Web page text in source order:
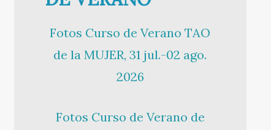
Fotos Curso de Verano TAO
de la MUJER, 31 jul.-02 ago.
2026
Fotos Curso de Verano de